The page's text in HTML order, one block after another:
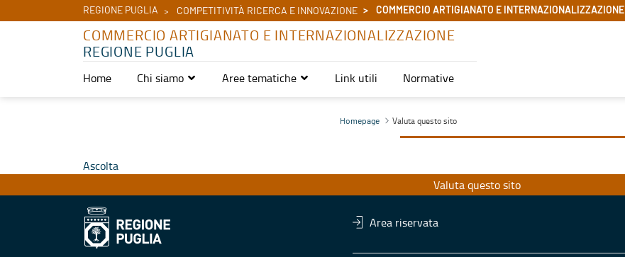
REGIONE PUGLIA COMPETITIVITÀ RICERCA E INNOVAZIONE COMMERCIO ARTIGIANATO E INTERNAZIONALIZZAZIONE
COMMERCIO ARTIGIANATO E INTERNAZIONALIZZAZIONE
REGIONE PUGLIA
Home Chi siamo Aree tematiche Link utili Normative
Homepage Valuta questo sito
Ascolta
Valuta questo sito
Area riservata